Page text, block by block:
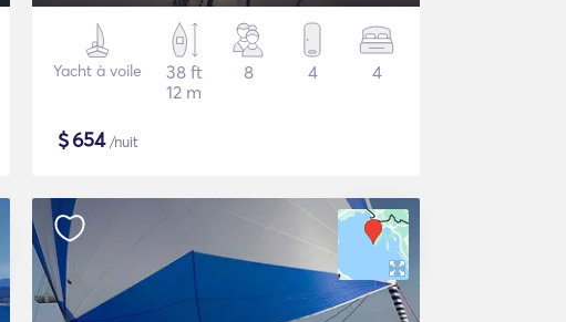
Yacht à voile
38 ft
12 m
8 4 4
$654/nuit